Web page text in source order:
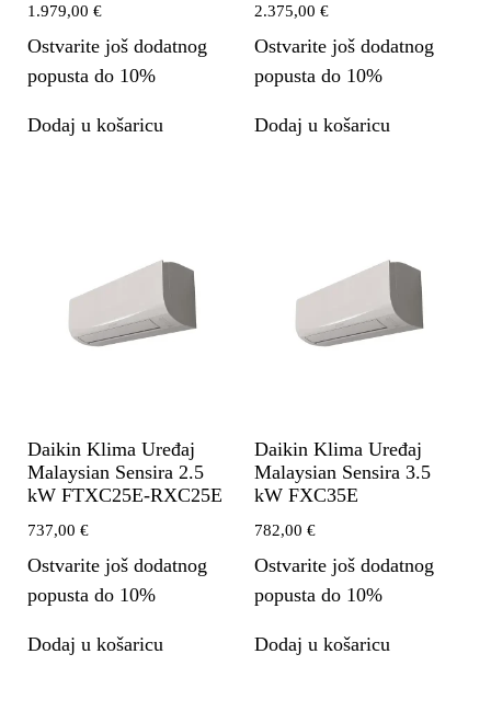
1.979,00 €
Ostvarite još dodatnog
popusta do 10%
Dodaj u košaricu
2.375,00 €
Ostvarite još dodatnog
popusta do 10%
Dodaj u košaricu
Daikin Klima Uređaj
Malaysian Sensira 2.5
kW FTXC25E-RXC25E
737,00 €
Ostvarite još dodatnog
popusta do 10%
Dodaj u košaricu
Daikin Klima Uređaj
Malaysian Sensira 3.5
kW FXC35E
782,00 €
Ostvarite još dodatnog
popusta do 10%
Dodaj u košaricu